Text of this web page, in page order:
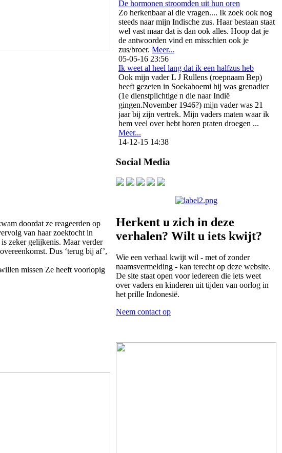
doordat ze reageerden op
van haar zoektocht in
zeker gelijkenis. Maar verder
Dus ‘terug bij af’,
missen Ze heeft voorlopig
De hormonen stroomden uit hun oren
Zo herkenbaar al die vragen.... Ik zoek ook nog
steeds naar mijn Indische zus. Haar bestaan staat
wel vast maar dat is dan ook alles. Hoop dat je
de antwoorden vind en misschien ook je
zus/broer. Meer...
05-05-16 23:56
Ik weet al heel lang dat ik een halfzus heb
Ook mijn vader L J Rullens (roepnaam Bep)
heeft gezeten in Soekaboemi hij was grenadier
(1e dienstplichtige n die naar Indië
gingen.November 1946?) mijn vader was 21
jaar bij zijn vertrek. Mijn vaders maten waar ik
hem veel over hebt horen praten droegen ...
Meer...
14-12-15 14:38
Social Media
Herkent u zich in deze
verhalen? Wilt u iets kwijt?
Wie een verhaal kwijt wil - met of zonder
naamsvermelding - kan terecht op deze website.
De site staat open voor iedereen die iets weet
over vaders en kinderen uit tijden van oorlog in
het prille Indonesië.
Neem contact op